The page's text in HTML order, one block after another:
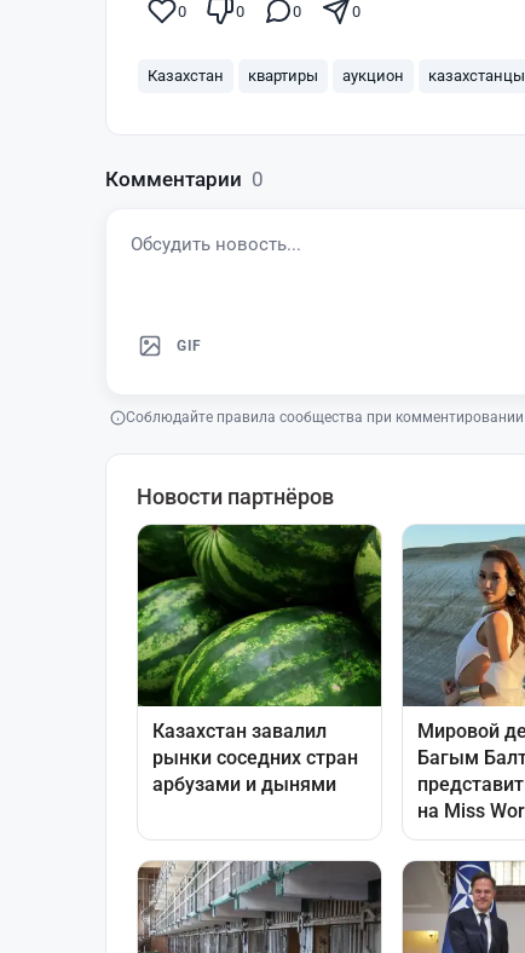
0 0 0 0
Казахстан квартиры аукцион казахстанцы
Комментарии 0
GIF
Соблюдайте правила сообщества при комментировании